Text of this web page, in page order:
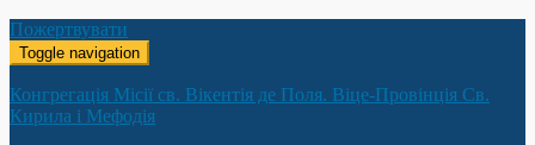
Пожертвувати
Toggle navigation
Конгрегація Місії св. Вікентія де Поля. Віце-Провінція Св.
Кирила і Мефодія